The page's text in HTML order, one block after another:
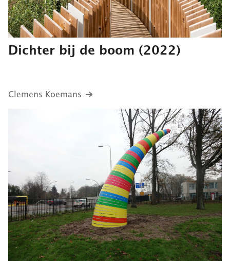
Dichter bij de boom (2022)
Clemens Koemans